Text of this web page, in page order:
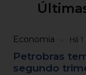
Economia Há 1
Petrobras
segundo